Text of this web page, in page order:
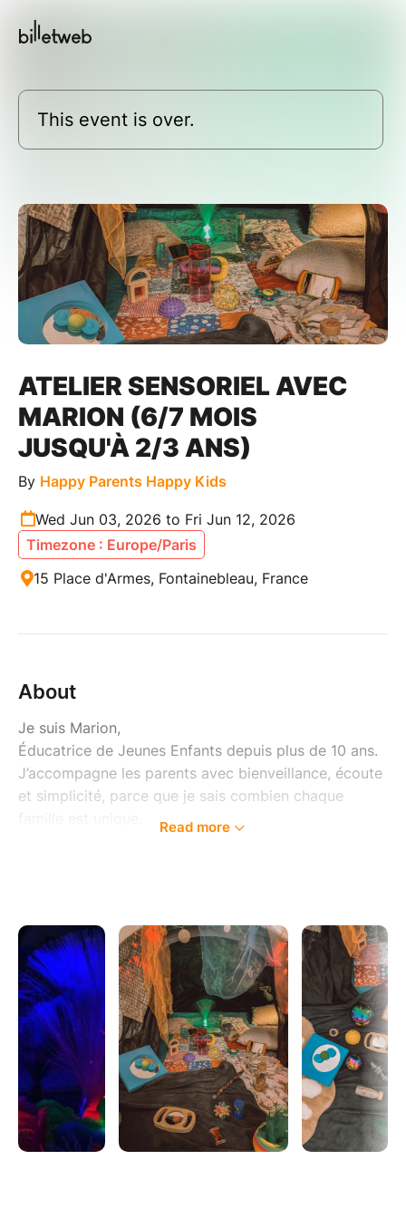
This event is over.
ATELIER SENSORIEL AVEC
MARION (6/7 MOIS
JUSQU'À 2/3 ANS)
By Happy Parents Happy Kids
Wed Jun 03, 2026 to Fri Jun 12, 2026
Timezone : Europe/Paris
15 Place d'Armes, Fontainebleau, France
About
Je suis Marion,
Éducatrice de Jeunes Enfants depuis plus de 10 ans.
J’accompagne les parents avec bienveillance, écoute
et simplicité, parce que je sais combien chaque
essentielle : il n’existe pas de parent parfait…
seulement des parents qui font de leur mieux. Mon
rôle est de vous soutenir, vous écouter et vous aider
à prendre confiance en vos propres ressources.
Formée à l’allaitement et au massage (prénatal et
bébé), j’aime proposer des espaces où l’on peut
ralentir, se déposer et renforcer le lien avec son
enfant en toute simplicité. J’accompagne également
des enfants et adolescents neuro-atypiques, avec
une approche individualisée et respectueuse de leur
Read more